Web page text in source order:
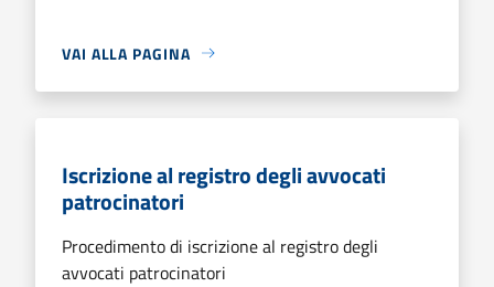
VAI ALLA PAGINA
Iscrizione al registro degli avvocati
patrocinatori
Procedimento di iscrizione al registro degli
avvocati patrocinatori